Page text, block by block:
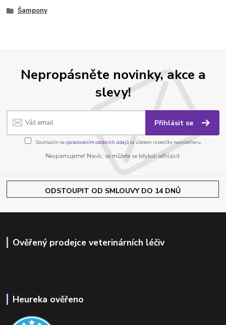
Šampony
Nepropásněte novinky, akce a
slevy!
Přihlásit se
Souhlasím se zpracováním osobních údajůza účelem rozesílky newsletteru.
Nespamujeme! Navíc, se můžete se kdykoli odhlásit.
ODSTOUPIT OD SMLOUVY DO 14 DNŮ
Ověřený prodejce veterinárních léčiv
Heureka ověřeno